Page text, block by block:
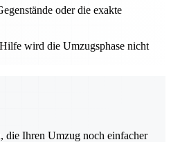
oder die exakte
wird die Umzugsphase nicht
die Ihren Umzug noch einfacher